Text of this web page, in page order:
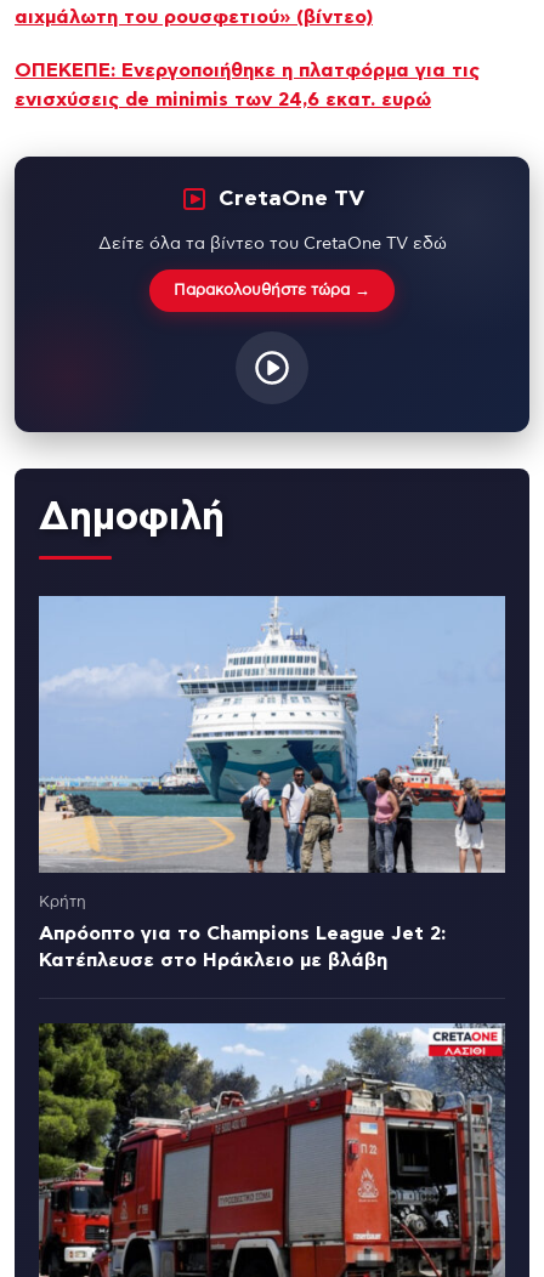
αιχμάλωτη του ρουσφετιού» (βίντεο)
ΟΠΕΚΕΠΕ: Ενεργοποιήθηκε η πλατφόρμα για τις
ενισχύσεις de minimis των 24,6 εκατ. ευρώ
CretaOne TV
Δείτε όλα τα βίντεο του CretaOne TV εδώ
Παρακολουθήστε τώρα →
Δημοφιλή
Κρήτη
Απρόοπτο για το Champions League Jet 2:
Κατέπλευσε στο Ηράκλειο με βλάβη